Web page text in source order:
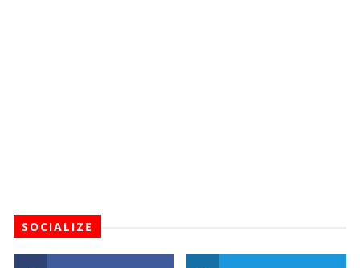
SOCIALIZE